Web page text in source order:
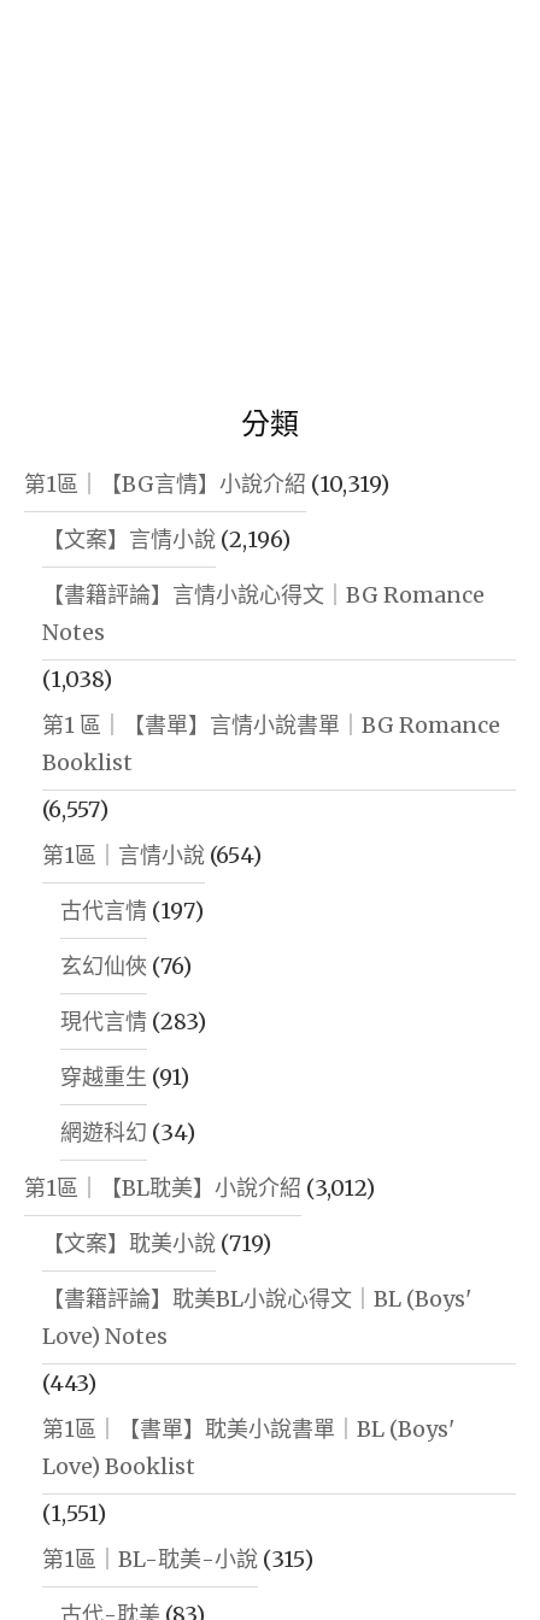
分類
第1區｜【BG言情】小說介紹 (10,319)
【文案】言情小說 (2,196)
【書籍評論】言情小說心得文｜BG Romance
Notes
(1,038)
第1 區｜【書單】言情小說書單｜BG Romance
Booklist
(6,557)
第1區｜言情小說 (654)
古代言情 (197)
玄幻仙俠 (76)
現代言情 (283)
穿越重生 (91)
網遊科幻 (34)
第1區｜【BL耽美】小說介紹 (3,012)
【文案】耽美小說 (719)
【書籍評論】耽美BL小說心得文｜BL (Boys'
Love) Notes
(443)
第1區｜【書單】耽美小說書單｜BL (Boys'
Love) Booklist
(1,551)
第1區｜BL-耽美-小說 (315)
古代-耽美 (83)